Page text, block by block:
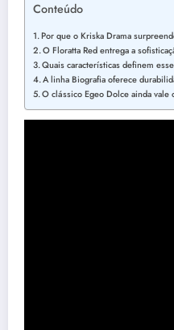
Conteúdo
Por que o Kriska Drama
O Floratta Red entrega a
Quais características definem
A linha Biografia oferece
O clássico Egeo Dolce ainda vale